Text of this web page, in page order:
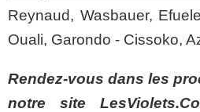
Reynaud, Wasbauer,
Ouali, Garondo - Cissoko,
Rendez-vous dans les
notre site